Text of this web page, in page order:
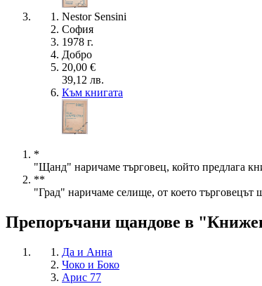
Nestor Sensini
София
1978 г.
Добро
20,00 €
39,12 лв.
Към книгата
*
"Щанд" наричаме търговец, който предлага
**
"Град" наричаме селище, от което търговецът
Препоръчани щандове в
Да и Анна
Чоко и Боко
Арис 77